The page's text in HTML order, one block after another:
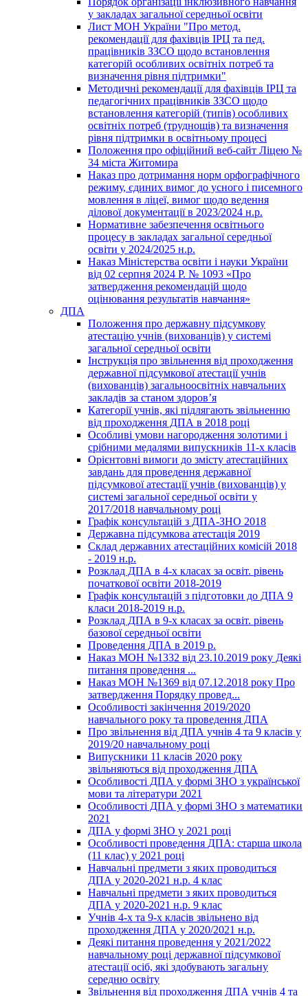
у закладах загальної середньої освіти
Лист МОН України "Про метод.
рекомендації для фахівців ІРЦ та пед.
працівників ЗЗСО щодо встановлення
категорій особливих освітніх потреб та
визначення рівня підтримки"
Методичні рекомендації для фахівців ІРЦ та
педагогічних працівників ЗЗСО щодо
встановлення категорій (типів) особливих
освітніх потреб (труднощів) та визначення
рівня підтримки в освітньому процесі
Положення про офіційний веб-сайт Ліцею №
34 міста Житомира
Наказ про дотримання норм орфографічного
режиму, єдиних вимог до усного і писемного
мовлення в ліцеї, вимог щодо ведення
ділової документації в 2023/2024 н.р.
Нормативне забезпечення освітнього
процесу в закладах загальної середньої
освіти у 2024/2025 н.р.
Наказ Міністерства освіти і науки України
від 02 серпня 2024 Р. № 1093 «Про
затвердження рекомендацій щодо
оцінювання результатів навчання»
ДПА
Положення про державну підсумкову
атестацію учнів (вихованців) у системі
загальної середньої освіти
Інструкція про звільнення від проходження
державної підсумкової атестації учнів
(вихованців) загальноосвітніх навчальних
закладів за станом здоров’я
Категорії учнів, які підлягають звільненню
від проходження ДПА в 2018 році
Особливі умови нагородження золотими і
срібними медалями випускників 11-х класів
Орієнтовні вимоги до змісту атестаційних
завдань для проведення державної
підсумкової атестації учнів (вихованців) у
системі загальної середньої освіти у
2017/2018 навчальному році
Графік консультацій з ДПА-ЗНО 2018
Державна підсумкова атестація 2019
Склад державних атестаційних комісій 2018
- 2019 н.р.
Розклад ДПА в 4-х класах за освіт. рівень
початкової освіти 2018-2019
Графік консультацій з підготовки до ДПА 9
класи 2018-2019 н.р.
Розклад ДПА в 9-х класах за освіт. рівень
базової середньої освіти
Проведення ДПА в 2019 р.
Наказ МОН №1332 від 23.10.2019 року Деякі
питання проведення ...
Наказ МОН №1369 від 07.12.2018 року Про
затвердження Порядку провед...
Особливості закінчення 2019/2020
навчального року та проведення ДПА
Про звільнення від ДПА учнів 4 та 9 класів у
2019/20 навчальному році
Випускники 11 класів 2020 року
звільняються від проходження ДПА
Особливості ДПА у формі ЗНО з української
мови та літератури 2021
Особливості ДПА у формі ЗНО з математики
2021
ДПА у формі ЗНО у 2021 році
Особливості проведення ДПА: старша школа
(11 клас) у 2021 році
Навчальні предмети з яких проводиться
ДПА у 2020-2021 н.р. 4 клас
Навчальні предмети з яких проводиться
ДПА у 2020-2021 н.р. 9 клас
Учнів 4-х та 9-х класів звільнено від
проходження ДПА у 2020/2021 н.р.
Деякі питання проведення у 2021/2022
навчальному році державної підсумкової
атестації осіб, які здобувають загальну
середню освіту
Звільнення від проходження ДПА учнів 4 та